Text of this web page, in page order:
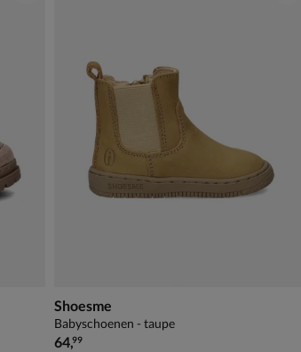
Shoesme
Babyschoenen - taupe
€ 64,99
64,99